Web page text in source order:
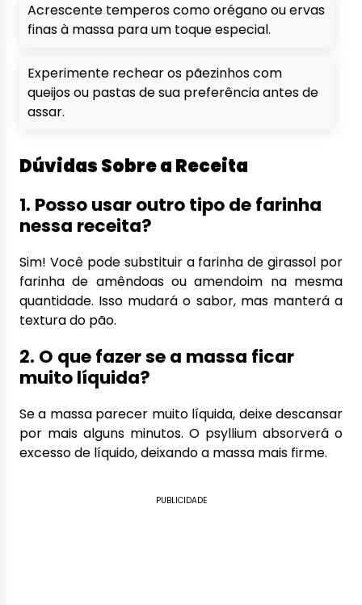
Acrescente temperos como orégano ou ervas
finas à massa para um toque especial.
Experimente rechear os pãezinhos com
queijos ou pastas de sua preferência antes de
assar.
Dúvidas Sobre a Receita
1. Posso usar outro tipo de farinha
nessa receita?
Sim! Você pode substituir a farinha de girassol por
farinha de amêndoas ou amendoim na mesma
quantidade. Isso mudará o sabor, mas manterá a
textura do pão.
2. O que fazer se a massa ficar
muito líquida?
Se a massa parecer muito líquida, deixe descansar
por mais alguns minutos. O psyllium absorverá o
excesso de líquido, deixando a massa mais firme.
PUBLICIDADE